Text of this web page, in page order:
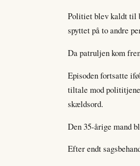
Politiet blev kaldt til
spyttet på to andre
Da patruljen kom
Episoden fortsatte
tiltale mod
skældsord.
Den 35-årige mand
Efter endt